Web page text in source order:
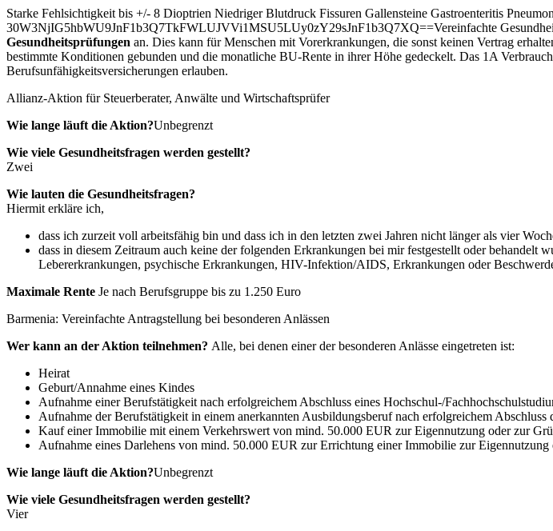
Starke Fehlsichtigkeit bis +/- 8 Dioptrien Niedriger Blutdruck Fissuren Gallensteine Gastroenteritis
30W3NjIG5hbWU9JnF1b3Q7TkFWLUJVVi1MSU5LUy0zY29sJnF1b3Q7XQ==Vereinfachte
Gesundheitsprüfungen an. Dies kann für Menschen mit Vorerkrankungen, die sonst keinen Vertrag
bestimmte Konditionen gebunden und die monatliche BU-Rente in ihrer Höhe gedeckelt. Das 1A
Berufsunfähigkeitsversicherungen erlauben.
Allianz-Aktion für Steuerberater, Anwälte und Wirtschaftsprüfer
Wie lange läuft die Aktion?Unbegrenzt
Wie viele Gesundheitsfragen werden gestellt?
Zwei
Wie lauten die Gesundheitsfragen?
Hiermit erkläre ich,
dass ich zurzeit voll arbeitsfähig bin und dass ich in den letzten zwei Jahren nicht länger als vier
dass in diesem Zeitraum auch keine der folgenden Erkrankungen bei mir festgestellt oder
Lebererkrankungen, psychische Erkrankungen, HIV-Infektion/AIDS, Erkrankungen oder
Maximale Rente Je nach Berufsgruppe bis zu 1.250 Euro
Barmenia: Vereinfachte Antragstellung bei besonderen Anlässen
Wer kann an der Aktion teilnehmen? Alle, bei denen einer der besonderen Anlässe eingetreten ist:
Heirat
Geburt/Annahme eines Kindes
Aufnahme einer Berufstätigkeit nach erfolgreichem Abschluss eines Hochschul-/
Aufnahme der Berufstätigkeit in einem anerkannten Ausbildungsberuf nach erfolgreichem Abschluss
Kauf einer Immobilie mit einem Verkehrswert von mind. 50.000 EUR zur Eigennutzung oder zur
Aufnahme eines Darlehens von mind. 50.000 EUR zur Errichtung einer Immobilie zur
Wie lange läuft die Aktion?Unbegrenzt
Wie viele Gesundheitsfragen werden gestellt?
Vier